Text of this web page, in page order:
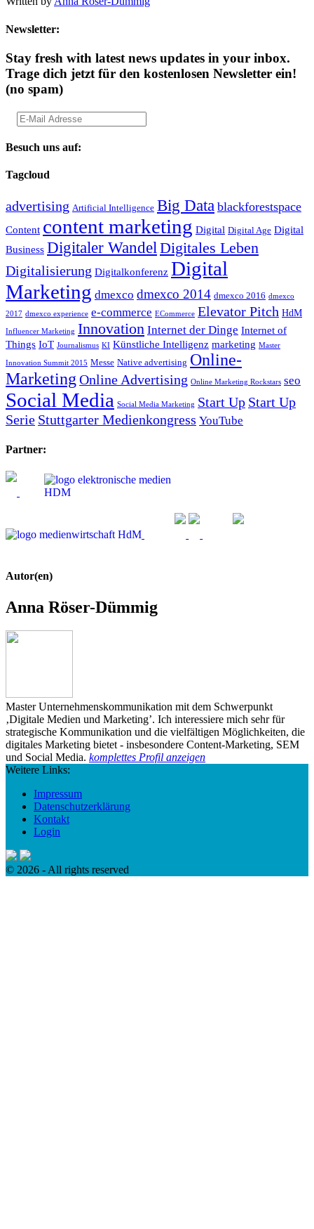
Newsletter:
Stay fresh with latest news updates in your inbox.
Trage dich jetzt für den kostenlosen Newsletter ein!
(no spam)
Besuch uns auf:
Tagcloud
advertising Artificial Intelligence Big Data blackforestspace
Content content marketing Digital Digital Age Digital
Business Digitaler WandelDigitales Leben
Digitalisierung Digitalkonferenz Digital
Marketing dmexco dmexco 2014 dmexco 2016 dmexco
2017 dmexco experience e-commerce ECommerce Elevator Pitch HdM
Influencer Marketing Innovation Internet der Dinge Internet of
Things IoT Journalismus KI Künstliche Intelligenz marketing Master
Innovation Summit 2015 Messe Native advertising Online-
MarketingOnline Advertising Online Marketing Rockstars seo
Social Media Social Media Marketing Start Up Start Up
Serie Stuttgarter Medienkongress YouTube
Partner:
Autor(en)
Anna Röser-Dümmig
Master Unternehmenskommunikation mit dem Schwerpunkt
‚Digitale Medien und Marketing’. Ich interessiere mich sehr für
strategische Kommunikation und die vielfältigen Möglichkeiten, die
digitales Marketing bietet - insbesondere Content-Marketing, SEM
und Social Media. komplettes Profil anzeigen
Weitere Links:
Impressum
Datenschutzerklärung
Kontakt
Login
© 2026 - All rights reserved